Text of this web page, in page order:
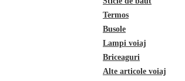
Termos
Busole
Lampi voiaj
Briceaguri
Alte articole voiaj